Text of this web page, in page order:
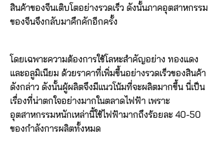
สินค้าของจีนเติบโตอย่างรวดเร็ว ดังนั้นภาคอุตสาหกรรม
ของจีนจึงกลับมาคึกคักอีกครั้ง
โดยเฉพาะความต้องการใช้โลหะสำคัญอย่าง ทองแดง
และอลูมิเนียม ด้วยราคาที่เพิ่มขึ้นอย่างรวดเร็วของสินค้า
ดังกล่าว ดังนั้นผู้ผลิตจึงมีแนวโน้มที่จะผลิตมากขึ้น นี่เป็น
เรื่องที่น่าตกใจอย่างมากในตลาดไฟฟ้า เพราะ
อุตสาหกรรมหนักเหล่านี้ใช้ไฟฟ้ามากถึงร้อยละ 40-50
ของกำลังการผลิตทั้งหมด